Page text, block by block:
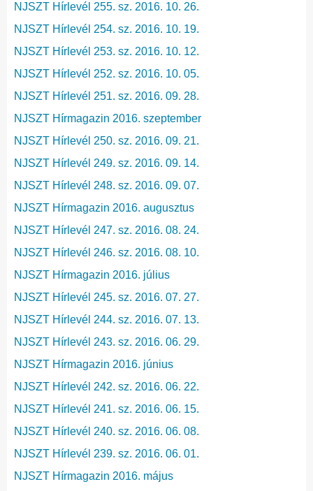
NJSZT Hírlevél 255. sz. 2016. 10. 26.
NJSZT Hírlevél 254. sz. 2016. 10. 19.
NJSZT Hírlevél 253. sz. 2016. 10. 12.
NJSZT Hírlevél 252. sz. 2016. 10. 05.
NJSZT Hírlevél 251. sz. 2016. 09. 28.
NJSZT Hírmagazin 2016. szeptember
NJSZT Hírlevél 250. sz. 2016. 09. 21.
NJSZT Hírlevél 249. sz. 2016. 09. 14.
NJSZT Hírlevél 248. sz. 2016. 09. 07.
NJSZT Hírmagazin 2016. augusztus
NJSZT Hírlevél 247. sz. 2016. 08. 24.
NJSZT Hírlevél 246. sz. 2016. 08. 10.
NJSZT Hírmagazin 2016. július
NJSZT Hírlevél 245. sz. 2016. 07. 27.
NJSZT Hírlevél 244. sz. 2016. 07. 13.
NJSZT Hírlevél 243. sz. 2016. 06. 29.
NJSZT Hírmagazin 2016. június
NJSZT Hírlevél 242. sz. 2016. 06. 22.
NJSZT Hírlevél 241. sz. 2016. 06. 15.
NJSZT Hírlevél 240. sz. 2016. 06. 08.
NJSZT Hírlevél 239. sz. 2016. 06. 01.
NJSZT Hírmagazin 2016. május